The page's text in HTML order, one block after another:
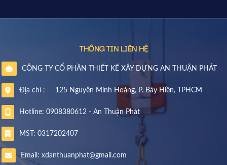
THÔNG TIN LIÊN HỆ
CÔNG TY CỔ PHẦN THIẾT KẾ XÂY DỰNG AN THUẬN PHÁT
Địa chỉ : 125 Nguyễn Minh Hoàng, P. Bảy Hiền, TPHCM
Hotline: 0908380612 - An Thuận Phát
MST: 0317202407
Email: xdanthuanphat@gmail.com